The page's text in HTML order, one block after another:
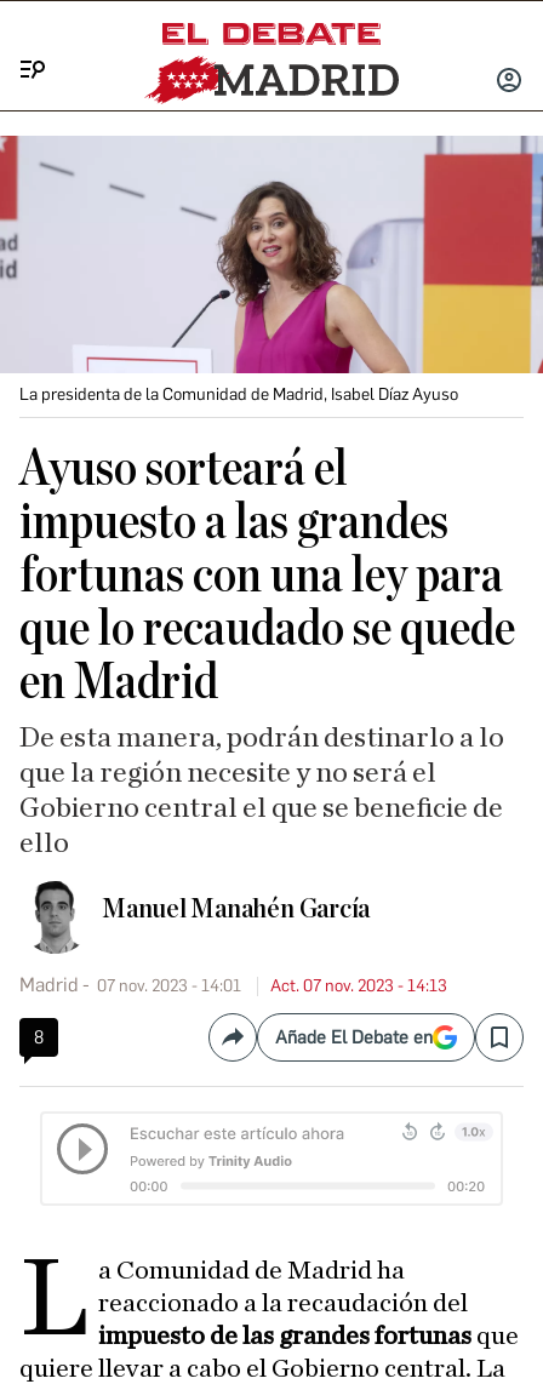
INICIAR
La presidenta de la Comunidad de Madrid, Isabel Díaz Ayuso
Ayuso sorteará el
impuesto a las grandes
fortunas con una ley para
que lo recaudado se quede
en Madrid
De esta manera, podrán destinarlo a lo
que la región necesite y no será el
Gobierno central el que se beneficie de
ello
Manuel Manahén García
Madrid 07 nov. 2023 - 14:01 Act. 07 nov. 2023 - 14:13
8 CompartirAñade El Debate en Save
L a Comunidad de Madrid ha
reaccionado a la recaudación del
impuesto de las grandes fortunas que
quiere llevar a cabo el Gobierno central. La